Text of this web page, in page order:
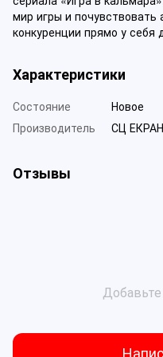
мир игры и
конкуренции прямо у себя
Характеристики
Состояние
Новое
Производитель
СЦ ЕКРАН
Отзывы